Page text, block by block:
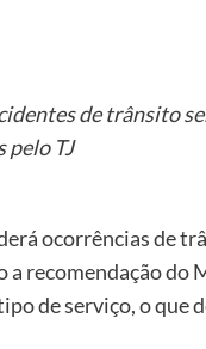
de trânsito
pelo TJ
ocorrências de
a recomendação do
de serviço, o que